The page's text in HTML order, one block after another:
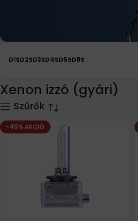
D1SD2SD3SD4SD5SD8S
Xenon izzó (gyári)
Szűrők
-45% AKCIÓ